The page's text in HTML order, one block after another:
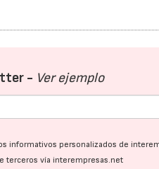
- Ver ejemplo
informativos personalizados de
terceros vía interempresas.net